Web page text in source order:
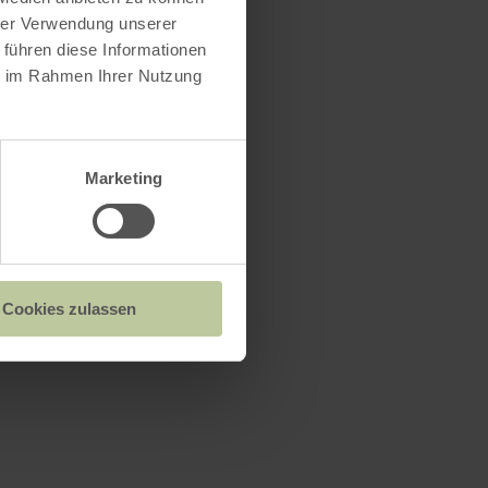
Verwendung unserer
diese Informationen
Rahmen Ihrer Nutzung
Marketing
Cookies zulassen